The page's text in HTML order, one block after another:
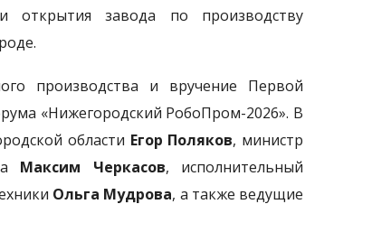
открытия завода по производству
производства и вручение Первой
«Нижегородский РобоПром-2026». В
области Егор Поляков, министр
Максим Черкасов, исполнительный
Ольга Мудрова, а также ведущие